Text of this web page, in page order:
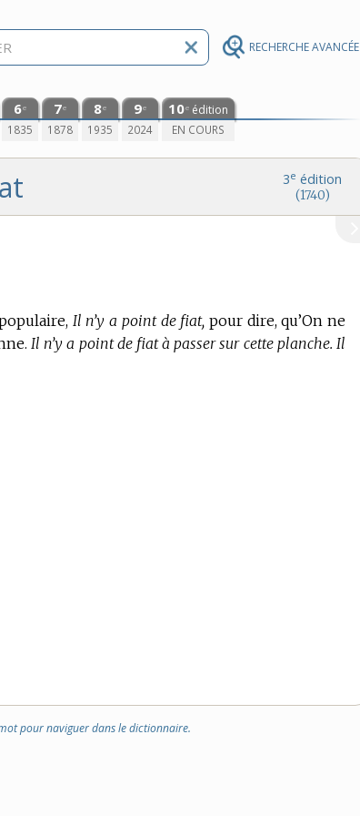
RECHERCHE AVANCÉE
6e
1835
7e
1878
8e
1935
9e
2024
10e édition
EN COURS
3e édition
(1740)
Il n’y a point de fiat, pour dire, qu’On ne
Il n’y a point de fiat à passer sur cette planche. Il
pour naviguer dans le dictionnaire.